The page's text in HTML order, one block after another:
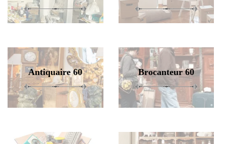
Antiquaire 60 Brocanteur 60